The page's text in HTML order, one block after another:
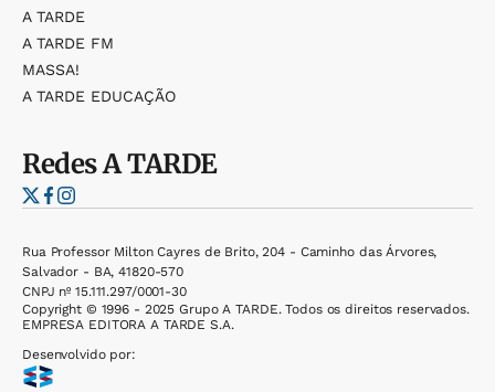
A TARDE
A TARDE FM
MASSA!
A TARDE EDUCAÇÃO
RedesA TARDE
Rua Professor Milton Cayres de Brito, 204 - Caminho das Árvores,
Salvador - BA, 41820-570
CNPJ nº 15.111.297/0001-30
Copyright © 1996 - 2025 Grupo A TARDE. Todos os direitos reservados.
EMPRESA EDITORA A TARDE S.A.
Desenvolvido por: